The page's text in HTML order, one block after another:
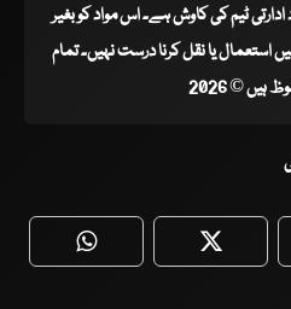
ادارتی ٹیم کی کاوش ہے۔ اس مواد کو بغیر
یا نقل کرنا درست نہیں۔ تمام
© 2026
WhatsApp Twitter